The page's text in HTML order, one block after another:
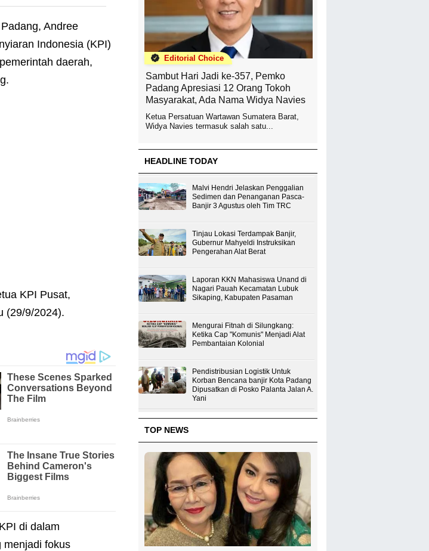
Andree
Indonesia (KPI)
daerah,
KPI Pusat,
(29/9/2024).
di dalam
menjadi fokus
Editorial Choice
Sambut Hari Jadi ke-357, Pemko
Padang Apresiasi 12 Orang Tokoh
Masyarakat, Ada Nama Widya Navies
Ketua Persatuan Wartawan Sumatera Barat,
Widya Navies termasuk salah satu...
HEADLINE TODAY
Malvi Hendri Jelaskan Penggalian
Sedimen dan Penanganan Pasca-
Banjir 3 Agustus oleh Tim TRC
Tinjau Lokasi Terdampak Banjir,
Gubernur Mahyeldi Instruksikan
Pengerahan Alat Berat
Laporan KKN Mahasiswa Unand di
Nagari Pauah Kecamatan Lubuk
Sikaping, Kabupaten Pasaman
Mengurai Fitnah di Silungkang:
Ketika Cap "Komunis" Menjadi Alat
Pembantaian Kolonial
Pendistribusian Logistik Untuk
Korban Bencana banjir Kota Padang
Dipusatkan di Posko Palanta Jalan A.
Yani
TOP NEWS